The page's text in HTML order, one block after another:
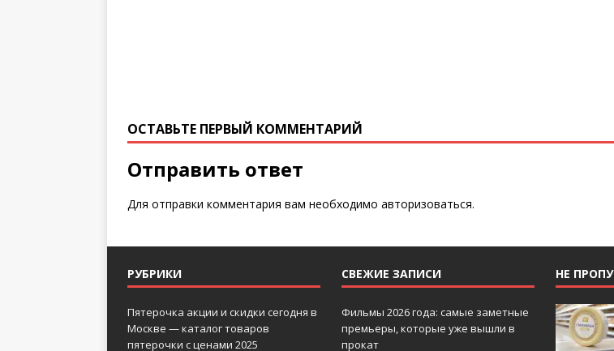
ОСТАВЬТЕ ПЕРВЫЙ КОММЕНТАРИЙ
Отправить ответ
Для отправки комментария вам необходимо авторизоваться.
РУБРИКИ
Пятерочка акции и скидки сегодня в
Москве — каталог товаров
пятерочки с ценами 2025
СВЕЖИЕ ЗАПИСИ
Фильмы 2026 года: самые заметные
премьеры, которые уже вышли в
прокат
НЕ